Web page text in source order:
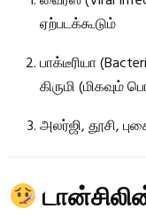
ஏற்படக்கூடும்
பாக்டீரியா
கிருமி (மிகவும்
அலர்ஜி, தூசி,